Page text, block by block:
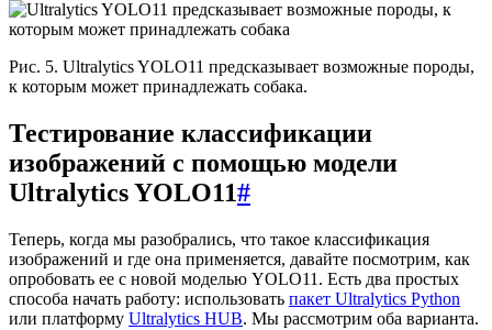
Рис. 5. Ultralytics YOLO11 предсказывает возможные породы,
к которым может принадлежать собака.
Тестирование классификации
изображений с помощью модели
Ultralytics YOLO11#
Теперь, когда мы разобрались, что такое классификация
изображений и где она применяется, давайте посмотрим, как
опробовать ее с новой моделью YOLO11. Есть два простых
способа начать работу: использовать пакет Ultralytics Python
или платформу Ultralytics HUB. Мы рассмотрим оба варианта.